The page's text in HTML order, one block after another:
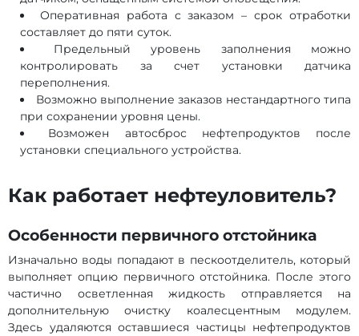
Оперативная работа с заказом – срок отработки
составляет до пяти суток.
Предельный уровень заполнения можно
контролировать за счет установки датчика
переполнения.
Возможно выполнение заказов нестандартного типа
при сохранении уровня цены.
Возможен автосброс нефтепродуктов после
установки специального устройства.
Как работает нефтеуловитель?
Особенности первичного отстойника
Изначально воды попадают в пескоотделитель, который
выполняет опцию первичного отстойника. После этого
частично осветленная жидкость отправляется на
дополнительную очистку коалесцентным модулем.
Здесь удаляются оставшиеся частицы нефтепродуктов